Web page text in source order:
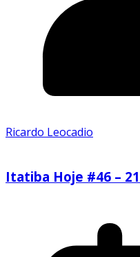
Ricardo Leocadio
Itatiba Hoje #46 –